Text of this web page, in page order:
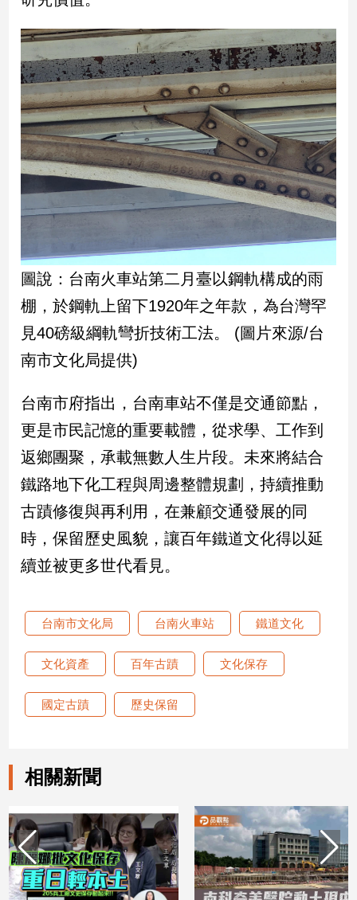
娛
樂
娛
樂
星
聞
流
尚
星
生
活
築/
室
內
計
旅
遊/
美
食
星
座/
理
消
費
健
康/
親
藝
／
文
創
／
電
圖說：台南火車站第二月臺以鋼軌構成的雨
棚，於鋼軌上留下1920年之年款，為台灣罕
見40磅級綱軌彎折技術工法。 (圖片來源/台
南市文化局提供)
台南市府指出，台南車站不僅是交通節點，
更是市民記憶的重要載體，從求學、工作到
返鄉團聚，承載無數人生片段。未來將結合
鐵路地下化工程與周邊整體規劃，持續推動
古蹟修復與再利用，在兼顧交通發展的同
時，保留歷史風貌，讓百年鐵道文化得以延
續並被更多世代看見。
台南市文化局 台南火車站 鐵道文化
文化資產 百年古蹟 文化保存
國定古蹟 歷史保留
相關新聞